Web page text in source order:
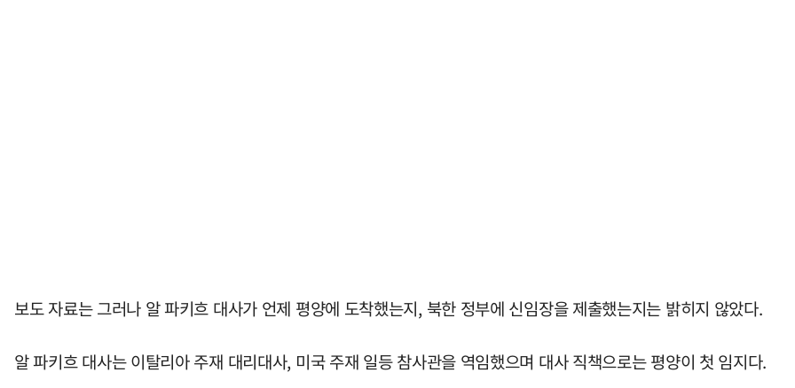
보도 자료는 그러나 알 파키흐 대사가 언제 평양에 도착했는지, 북한 정부에 신임장을 제출했는지는 밝히지 않았다.
알 파키흐 대사는 이탈리아 주재 대리대사, 미국 주재 일등 참사관을 역임했으며 대사 직책으로는 평양이 첫 임지다.